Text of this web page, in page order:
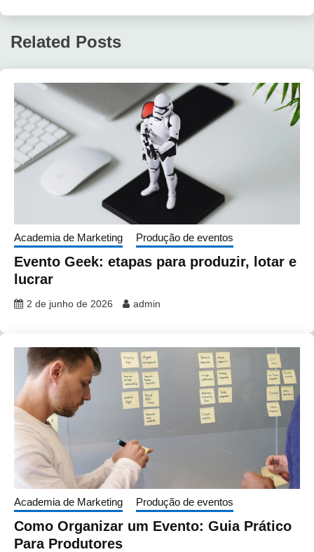
Related Posts
Academia de Marketing Produção de eventos
Evento Geek: etapas para produzir, lotar e
lucrar
2 de junho de 2026 admin
Academia de Marketing Produção de eventos
Como Organizar um Evento: Guia Prático
Para Produtores